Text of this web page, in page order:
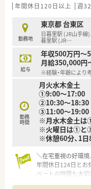
年間休日120日以上 週
勤務地
東京都 台東区
日暮里駅 (JR山手
暮里駅 (JR…
給与
年収500万円～
月給350,000円
※経験・年齢により
勤務
時間
月火水木金土
①9:00～17:00
②10:30～18:30
③11:00～19:00
※月水木金土
※火曜日は①と
※休憩60分、1
＼在宅重視の好環境
年間休日124日とお
ベートの時間も大切